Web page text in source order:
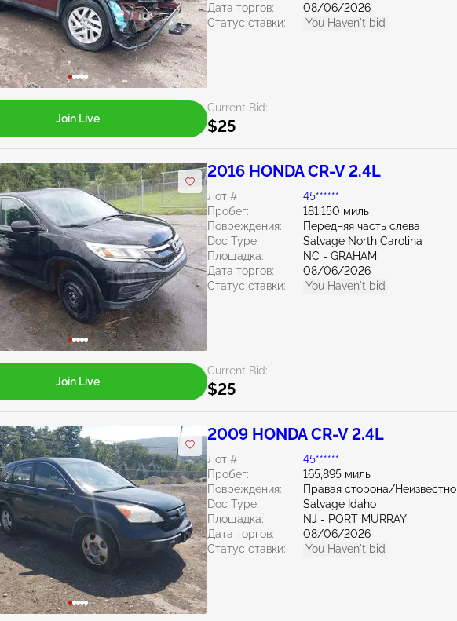
Дата торгов:
08/06/2026
Статус ставки:
You Haven't bid
Current Bid:
$25
Join Live
2016 HONDA CR-V 2.4L
Лот #:
45******
Пробег:
181,150 миль
Повреждения:
Передняя часть слева
Doc Type:
Salvage North Carolina
Площадка:
NC - GRAHAM
Дата торгов:
08/06/2026
Статус ставки:
You Haven't bid
Current Bid:
$25
Join Live
2009 HONDA CR-V 2.4L
Лот #:
45******
Пробег:
165,895 миль
Повреждения:
Правая сторона/Неизвестно
Doc Type:
Salvage Idaho
Площадка:
NJ - PORT MURRAY
Дата торгов:
08/06/2026
Статус ставки:
You Haven't bid